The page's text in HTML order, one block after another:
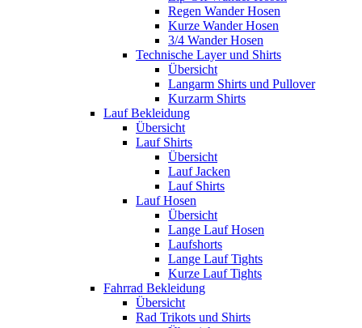
Regen Wander Hosen
Kurze Wander Hosen
3/4 Wander Hosen
Technische Layer und Shirts
Übersicht
Langarm Shirts und Pullover
Kurzarm Shirts
Lauf Bekleidung
Übersicht
Lauf Shirts
Übersicht
Lauf Jacken
Lauf Shirts
Lauf Hosen
Übersicht
Lange Lauf Hosen
Laufshorts
Lange Lauf Tights
Kurze Lauf Tights
Fahrrad Bekleidung
Übersicht
Rad Trikots und Shirts